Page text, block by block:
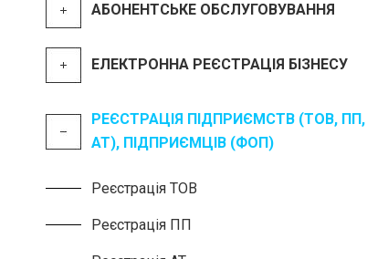
АБОНЕНТСЬКЕ ОБСЛУГОВУВАННЯ
ЕЛЕКТРОННА РЕЄСТРАЦІЯ БІЗНЕСУ
РЕЄСТРАЦІЯ ПІДПРИЄМСТВ (ТОВ, ПП,
АТ), ПІДПРИЄМЦІВ (ФОП)
Реєстрація ТОВ
Реєстрація ПП